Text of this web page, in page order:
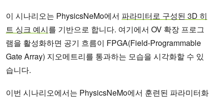
이 시나리오는 PhysicsNeMo에서 파라미터로 구성된 3D 히
트 싱크 예시를 기반으로 합니다. 여기에서 OV 확장 프로그
램을 활성화하면 공기 흐름이 FPGA(Field-Programmable
Gate Array) 지오메트리를 통과하는 모습을 시각화할 수 있
습니다.
이번 시나리오에서는 PhysicsNeMo에서 훈련된 파라미터화